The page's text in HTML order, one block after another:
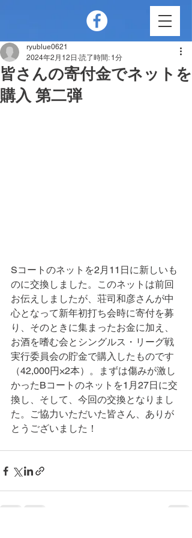
皆さんの寄付金でネットを
購入 第二弾
ryublue0621
2024年2月12日 読了時間: 1分
Sコートのネットを2月11日に新しいも
のに交換しました。このネットは前回
お伝えしましたが、荘司和彦さんが中
心となって新年初打ち会時に寄付を募
り、そのときに集まったお金に加え、
お酒を嗜む会とシングルス・リーグ戦
実行委員会の貯金で購入したものです
（42,000円×2本）。まずは傷みが激し
かったBコートのネットを1月27日に交
換し、そして、今回の交換となりまし
た。ご協力いただいた皆さん、ありが
とうございました！